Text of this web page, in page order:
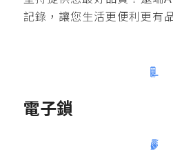
記錄，讓您生活更便利更有
電子鎖